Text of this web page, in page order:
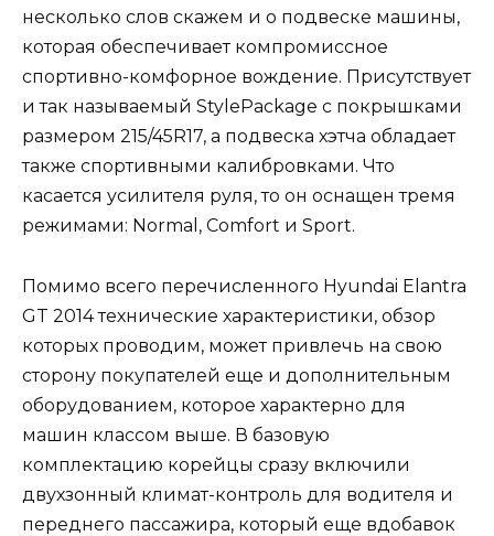
несколько слов скажем и о подвеске машины,
которая обеспечивает компромиссное
спортивно-комфорное вождение. Присутствует
и так называемый StylePackage с покрышками
размером 215/45R17, а подвеска хэтча обладает
также спортивными калибровками. Что
касается усилителя руля, то он оснащен тремя
режимами: Normal, Comfort и Sport.
Помимо всего перечисленного Hyundai Elantra
GT 2014 технические характеристики, обзор
которых проводим, может привлечь на свою
сторону покупателей еще и дополнительным
оборудованием, которое характерно для
машин классом выше. В базовую
комплектацию корейцы сразу включили
двухзонный климат-контроль для водителя и
переднего пассажира, который еще вдобавок